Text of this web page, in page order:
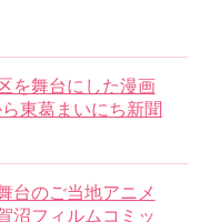
を舞台にした漫画
東葛まいにち新聞
台のご当地アニメ
フィルムコミッ